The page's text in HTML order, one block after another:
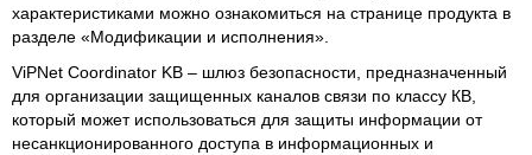
характеристиками можно ознакомиться на странице продукта в
разделе «Модификации и исполнения».
ViPNet Coordinator KB – шлюз безопасности, предназначенный
для организации защищенных каналов связи по классу КВ,
который может использоваться для защиты информации от
несанкционированного доступа в информационных и